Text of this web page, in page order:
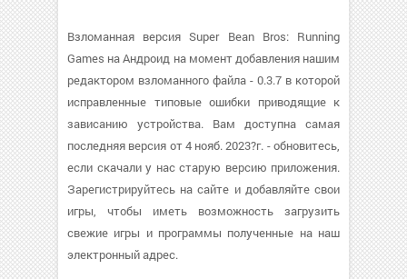
Взломанная версия Super Bean Bros: Running
Games на Андроид на момент добавления нашим
редактором взломанного файла - 0.3.7 в которой
исправленные типовые ошибки приводящие к
зависанию устройства. Вам доступна самая
последняя версия от 4 нояб. 2023?г. - обновитесь,
если скачали у нас старую версию приложения.
Зарегистрируйтесь на сайте и добавляйте свои
игры, чтобы иметь возможность загрузить
свежие игры и программы полученные на наш
электронный адрес.